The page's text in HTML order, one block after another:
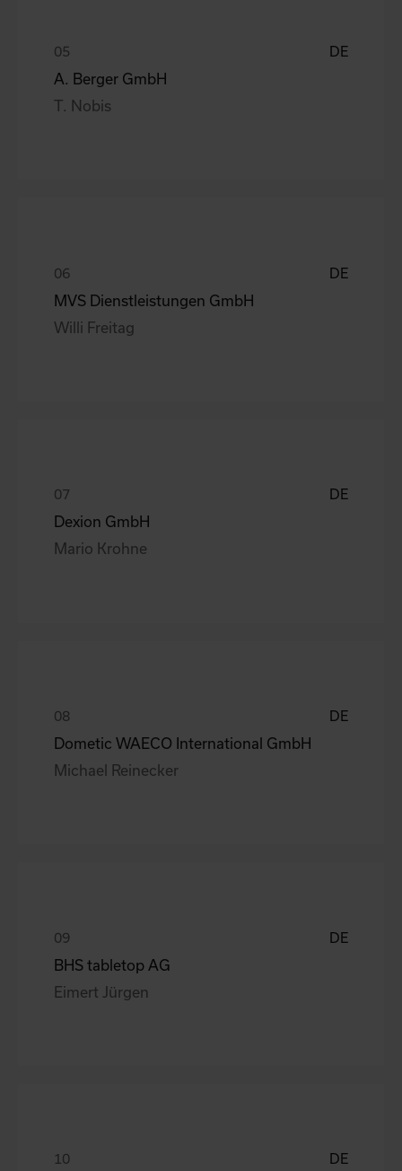
DE
A. Berger GmbH
T. Nobis
DE
MVS Dienstleistungen GmbH
Willi Freitag
DE
Dexion GmbH
Mario Krohne
DE
Dometic WAECO International GmbH
Michael Reinecker
DE
BHS tabletop AG
Eimert Jürgen
DE